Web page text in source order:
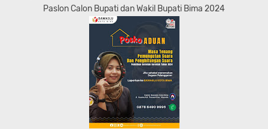
Paslon Calon Bupati dan Wakil Bupati Bima 2024